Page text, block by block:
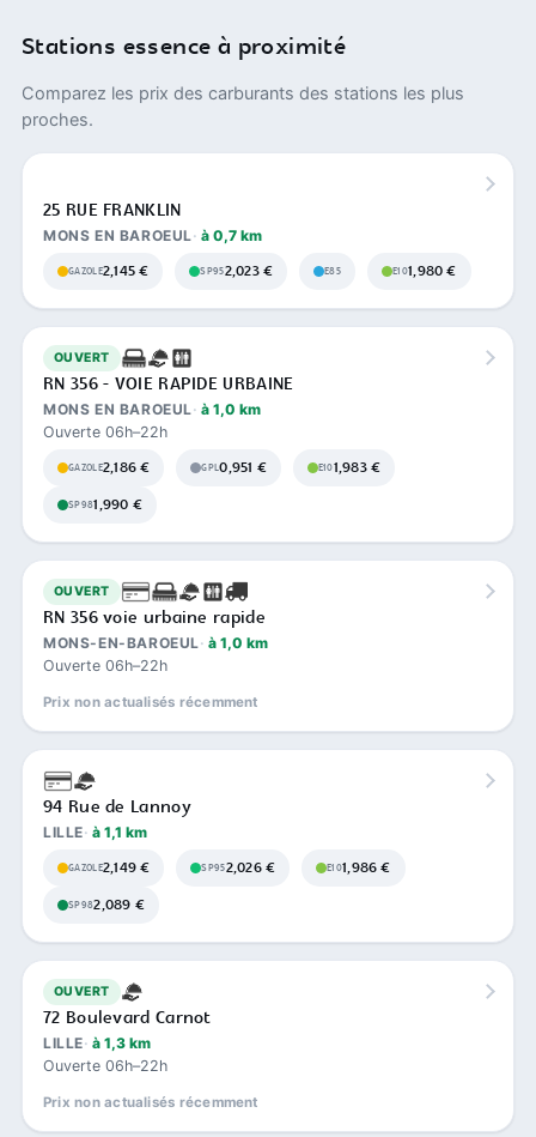
Stations essence à proximité
Comparez les prix des carburants des stations les plus
proches.
25 RUE FRANKLIN
MONS EN BAROEUL à 0,7 km
GAZOLE2,145 € SP952,023 € E85 E101,980 €
OUVERT
RN 356 - VOIE RAPIDE URBAINE
MONS EN BAROEUL à 1,0 km
Ouverte 06h–22h
GAZOLE2,186 € GPL0,951 € E101,983 €
SP981,990 €
OUVERT
RN 356 voie urbaine rapide
MONS-EN-BAROEUL à 1,0 km
Ouverte 06h–22h
Prix non actualisés récemment
94 Rue de Lannoy
LILLE à 1,1 km
GAZOLE2,149 € SP952,026 € E101,986 €
SP982,089 €
OUVERT
72 Boulevard Carnot
LILLE à 1,3 km
Ouverte 06h–22h
Prix non actualisés récemment